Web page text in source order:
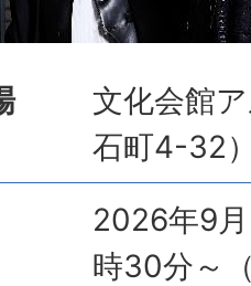
文化会館
石町4-32
2026年9
時30分～